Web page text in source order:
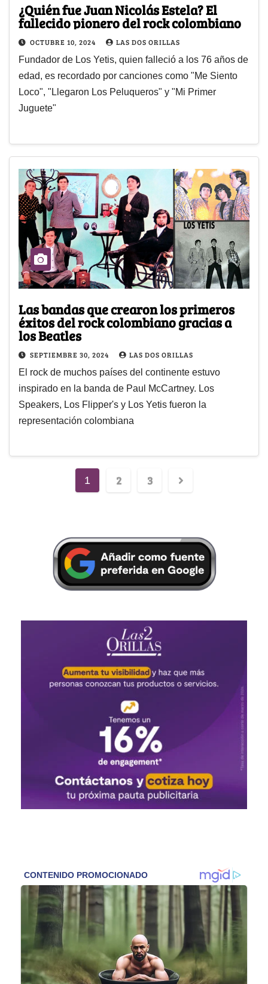
¿Quién fue Juan Nicolás Estela? El
fallecido pionero del rock colombiano
OCTUBRE 10, 2024 LAS DOS ORILLAS
Fundador de Los Yetis, quien falleció a los 76 años de
edad, es recordado por canciones como "Me Siento
Loco", "Llegaron Los Peluqueros" y "Mi Primer
Juguete"
Las bandas que crearon los primeros
éxitos del rock colombiano gracias a
los Beatles
SEPTIEMBRE 30, 2024 LAS DOS ORILLAS
El rock de muchos países del continente estuvo
inspirado en la banda de Paul McCartney. Los
Speakers, Los Flipper's y Los Yetis fueron la
representación colombiana
1 2 3